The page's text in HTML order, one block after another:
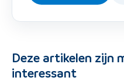
Deze artikelen zijn
interessant